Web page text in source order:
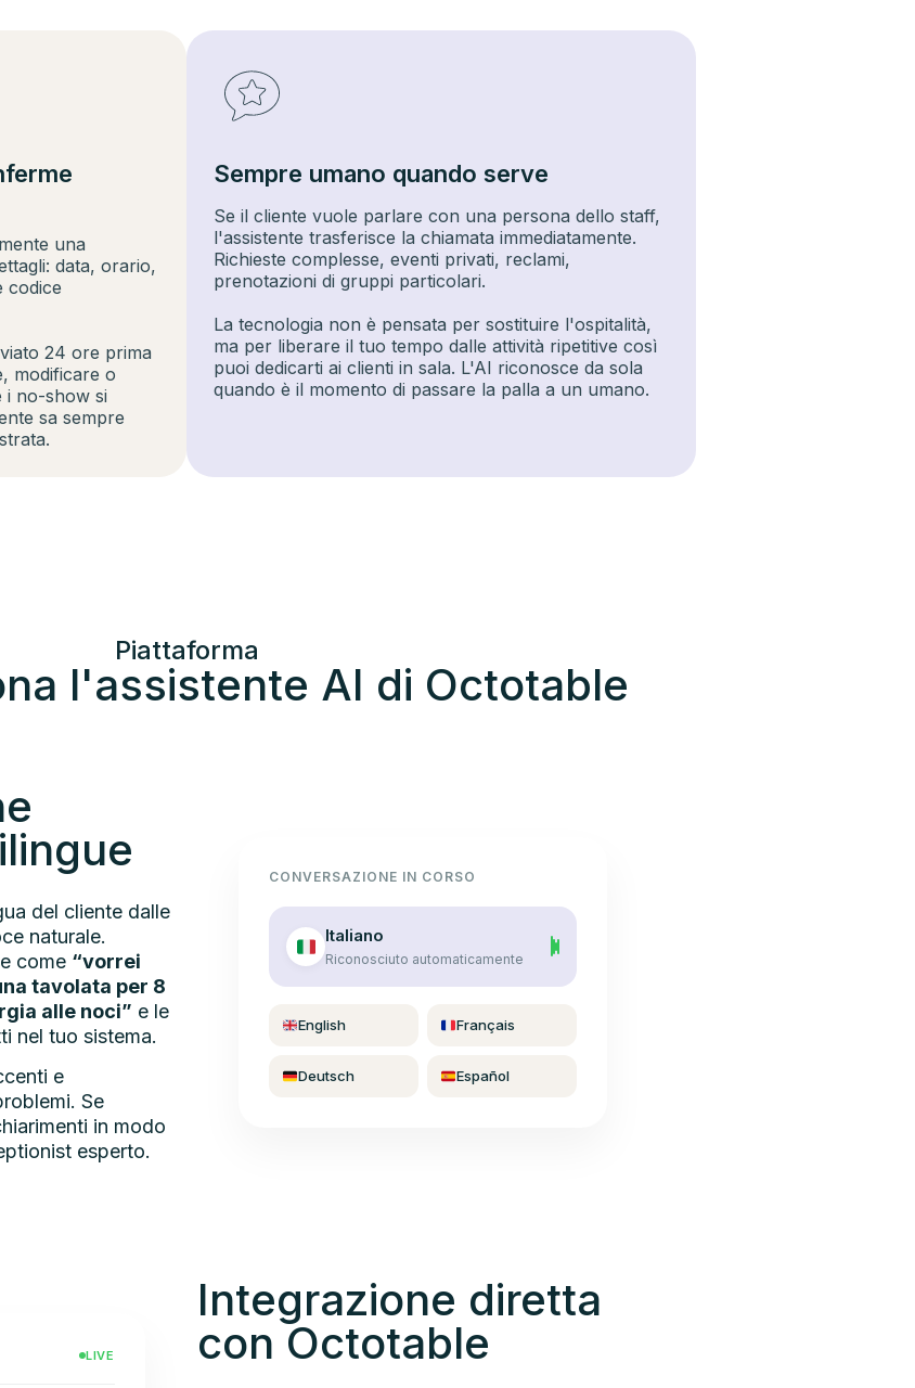
una
data, orario,
codice
24 ore prima
modificare o
i no-show si
sa sempre
Sempre umano quando serve
Se il cliente vuole parlare con una persona dello staff,
l'assistente trasferisce la chiamata immediatamente.
Richieste complesse, eventi privati, reclami,
prenotazioni di gruppi particolari.
La tecnologia non è pensata per sostituire l'ospitalità,
ma per liberare il tuo tempo dalle attività ripetitive così
puoi dedicarti ai clienti in sala. L'AI riconosce da sola
quando è il momento di passare la palla a un umano.
Piattaforma
l'assistente AI di Octotable
del cliente dalle
naturale.
come “vorrei
tavolata per 8
alle noci” e le
nel tuo sistema.
e
Se
in modo
esperto.
CONVERSAZIONE IN CORSO
Italiano
Riconosciuto automaticamente
English Français
Deutsch Español
LIVE
Integrazione diretta
con Octotable